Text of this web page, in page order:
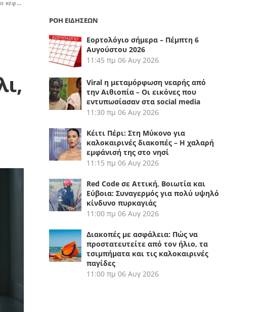
ΡΟΗ ΕΙΔΗΣΕΩΝ
Εορτολόγιο σήμερα – Πέμπτη 6
Αυγούστου 2026
11:45 πμ 06 Αυγ 2026
Viral η μεταμόρφωση νεαρής από
την Αιθιοπία – Οι εικόνες που
εντυπωσίασαν στα social media
11:30 πμ 06 Αυγ 2026
Κέιτι Πέρι: Στη Μύκονο για
καλοκαιρινές διακοπές – Η χαλαρή
εμφάνισή της στο νησί
11:15 πμ 06 Αυγ 2026
Red Code σε Αττική, Βοιωτία και
Εύβοια: Συναγερμός για πολύ υψηλό
κίνδυνο πυρκαγιάς
11:00 πμ 06 Αυγ 2026
Διακοπές με ασφάλεια: Πώς να
προστατευτείτε από τον ήλιο, τα
τσιμπήματα και τις καλοκαιρινές
παγίδες
11:00 πμ 06 Αυγ 2026